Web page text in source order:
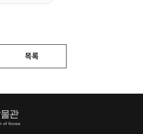
목록